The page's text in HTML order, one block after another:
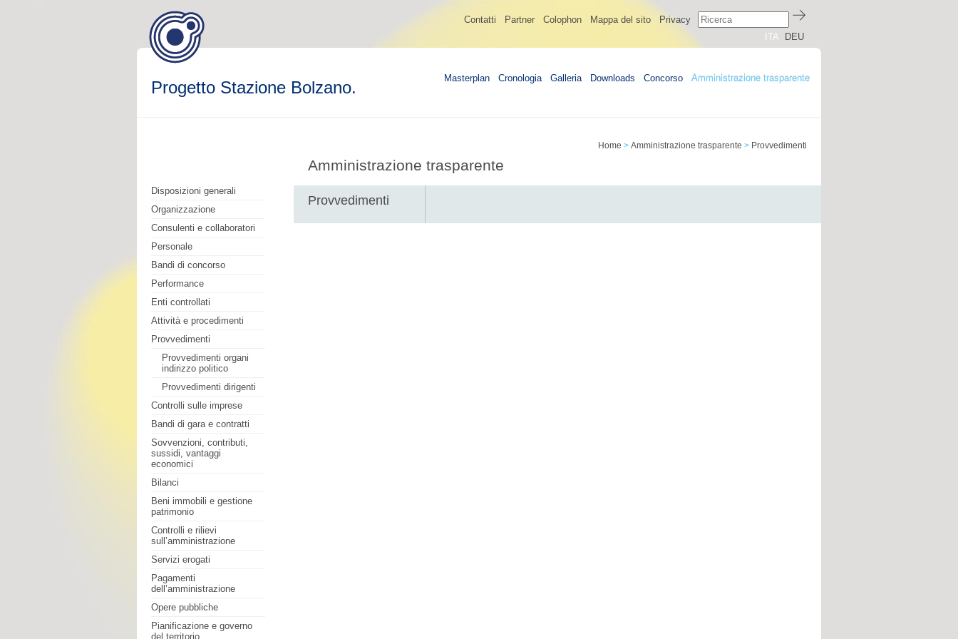
Contatti Partner Colophon Mappa del sito
Privacy
ITA
DEU
Progetto Stazione Bolzano. Masterplan Cronologia Galleria Downloads Concorso Amministrazione trasparente
Disposizioni generali
Organizzazione
Consulenti e collaboratori
Personale
Bandi di concorso
Performance
Enti controllati
Attività e procedimenti
Provvedimenti
Provvedimenti organi
indirizzo politico
Provvedimenti dirigenti
Controlli sulle imprese
Bandi di gara e contratti
Sovvenzioni, contributi,
sussidi, vantaggi
economici
Bilanci
Beni immobili e gestione
patrimonio
Controlli e rilievi
sull’amministrazione
Servizi erogati
Pagamenti
dell’amministrazione
Opere pubbliche
Pianificazione e governo
del territorio
Home > Amministrazione trasparente > Provvedimenti
Amministrazione trasparente
Provvedimenti